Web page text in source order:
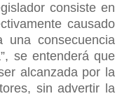
consiste en
causado
consecuencia
se entenderá que
alcanzada por la
sin advertir la